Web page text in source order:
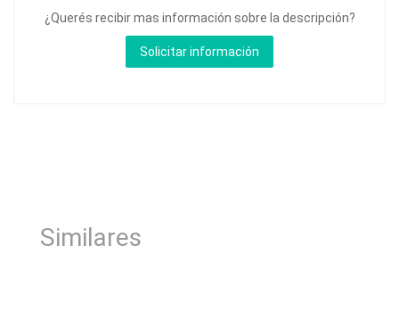
¿Querés recibir mas información sobre la descripción?
Similares